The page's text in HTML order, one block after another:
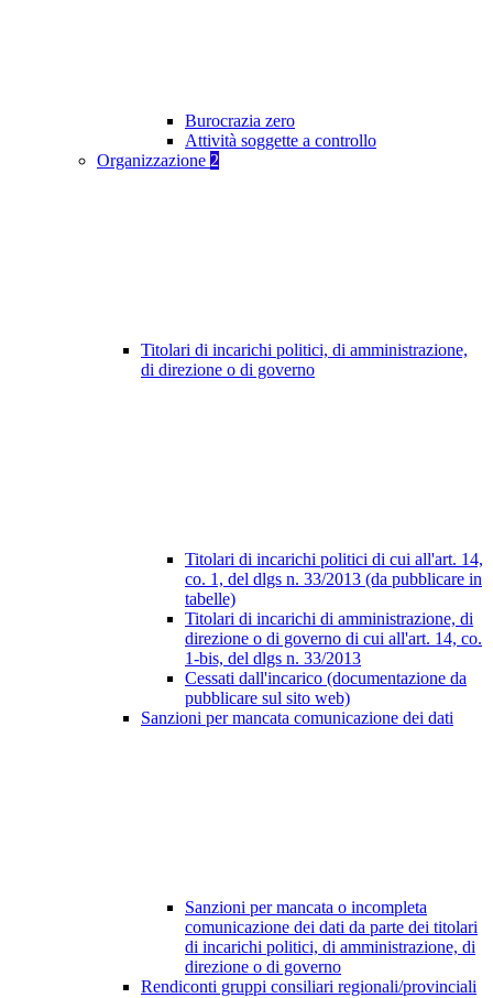
Burocrazia zero
Attività soggette a controllo
Organizzazione 2
Titolari di incarichi politici, di amministrazione,
di direzione o di governo
Titolari di incarichi politici di cui all'art. 14,
co. 1, del dlgs n. 33/2013 (da pubblicare in
tabelle)
Titolari di incarichi di amministrazione, di
direzione o di governo di cui all'art. 14, co.
1-bis, del dlgs n. 33/2013
Cessati dall'incarico (documentazione da
pubblicare sul sito web)
Sanzioni per mancata comunicazione dei dati
Sanzioni per mancata o incompleta
comunicazione dei dati da parte dei titolari
di incarichi politici, di amministrazione, di
direzione o di governo
Rendiconti gruppi consiliari regionali/provinciali